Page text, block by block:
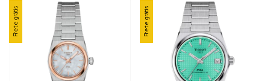
Frete grátis Frete grátis